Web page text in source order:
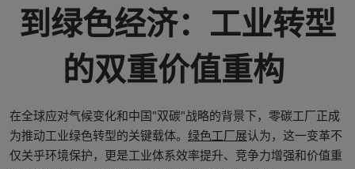
到绿色经济：工业转型
的双重价值重构
在全球应对气候变化和中国"双碳"战略的背景下，零碳工厂正成
为推动工业绿色转型的关键载体。 绿色工厂展认为，这一变革不
仅关乎环境保护，更是工业体系效率提升、竞争力增强和价值重